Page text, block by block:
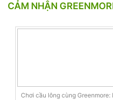
CẢM NHẬN
Chơi cầu lông cùng